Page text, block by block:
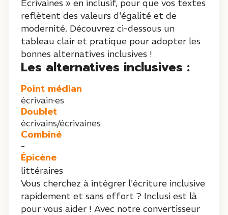
Écrivaines » en inclusif, pour que vos textes
reflètent des valeurs d'égalité et de
modernité. Découvrez ci-dessous un
tableau clair et pratique pour adopter les
bonnes alternatives inclusives !
Les alternatives inclusives :
Point médian
écrivain·es
Doublet
écrivains/écrivaines
Combiné
-
Épicène
littéraires
Vous cherchez à intégrer l'écriture inclusive
rapidement et sans effort ? Inclusi est là
pour vous aider ! Avec notre convertisseur